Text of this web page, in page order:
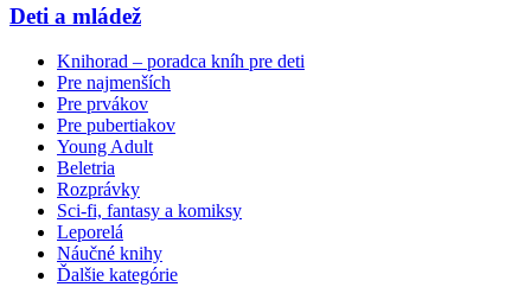
Deti a mládež
Knihorad – poradca kníh pre deti
Pre najmenších
Pre prvákov
Pre pubertiakov
Young Adult
Beletria
Rozprávky
Sci-fi, fantasy a komiksy
Leporelá
Náučné knihy
Ďalšie kategórie